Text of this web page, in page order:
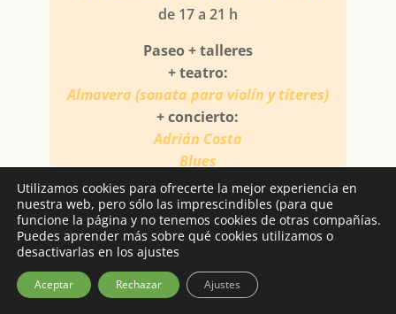
de 17 a 21 h
Paseo + talleres
+ teatro:
Almavera (sonata para violín y títeres)
+ concierto:
Adrián Costa
Blues
19 nov
Utilizamos cookies para ofrecerte la mejor experiencia en
nuestra web, pero sólo las imprescindibles (para que
funcione la página y no tenemos cookies de otras compañías.
Puedes aprender más sobre qué cookies utilizamos o
desactivarlas en los ajustes
Aceptar Rechazar Ajustes